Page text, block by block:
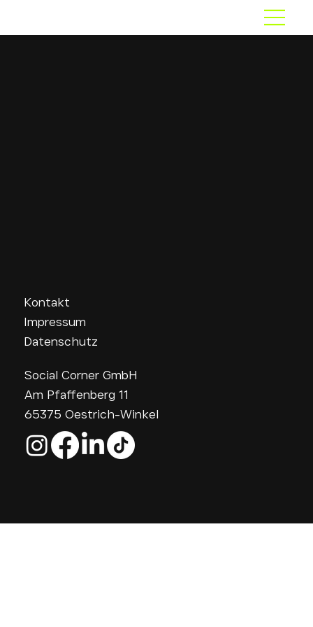
Kontakt
Impressum
Datenschutz
Social Corner GmbH
Am Pfaffenberg 11
65375 Oestrich-Winkel